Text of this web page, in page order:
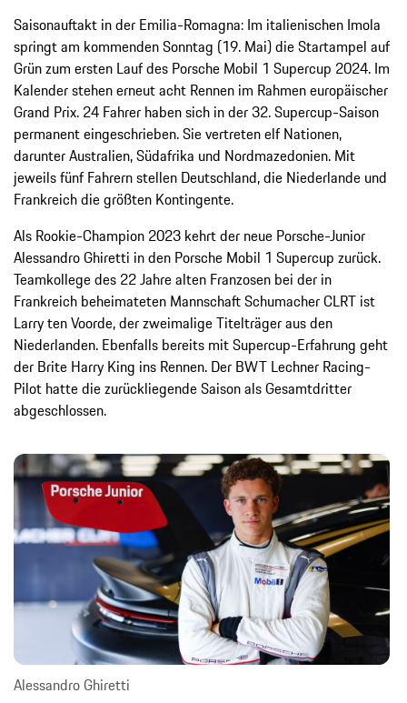
Saisonauftakt in der Emilia-Romagna: Im italienischen Imola
springt am kommenden Sonntag (19. Mai) die Startampel auf
Grün zum ersten Lauf des Porsche Mobil 1 Supercup 2024. Im
Kalender stehen erneut acht Rennen im Rahmen europäischer
Grand Prix. 24 Fahrer haben sich in der 32. Supercup-Saison
permanent eingeschrieben. Sie vertreten elf Nationen,
darunter Australien, Südafrika und Nordmazedonien. Mit
jeweils fünf Fahrern stellen Deutschland, die Niederlande und
Frankreich die größten Kontingente.
Als Rookie-Champion 2023 kehrt der neue Porsche-Junior
Alessandro Ghiretti in den Porsche Mobil 1 Supercup zurück.
Teamkollege des 22 Jahre alten Franzosen bei der in
Frankreich beheimateten Mannschaft Schumacher CLRT ist
Larry ten Voorde, der zweimalige Titelträger aus den
Niederlanden. Ebenfalls bereits mit Supercup-Erfahrung geht
der Brite Harry King ins Rennen. Der BWT Lechner Racing-
Pilot hatte die zurückliegende Saison als Gesamtdritter
abgeschlossen.
Alessandro Ghiretti